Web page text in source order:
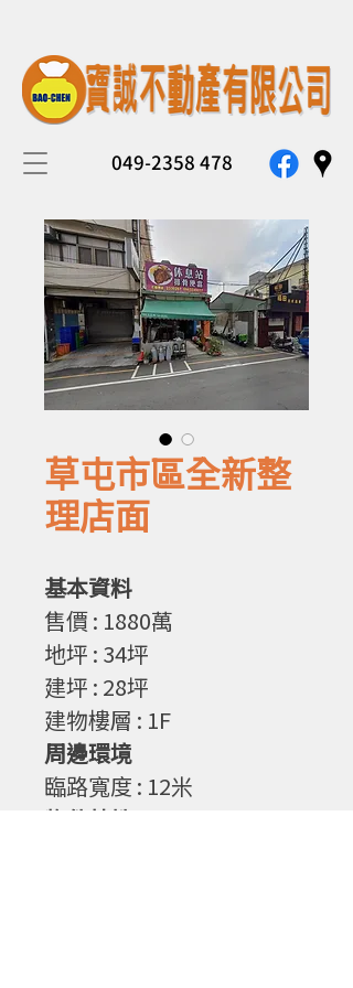
049-2358 478
草屯市區全新整
理店面
基本資料
售價 : 1880萬
地坪 : 34坪
建坪 : 28坪
建物樓層 : 1F
周邊環境
臨路寬度 : 12米
物件特性